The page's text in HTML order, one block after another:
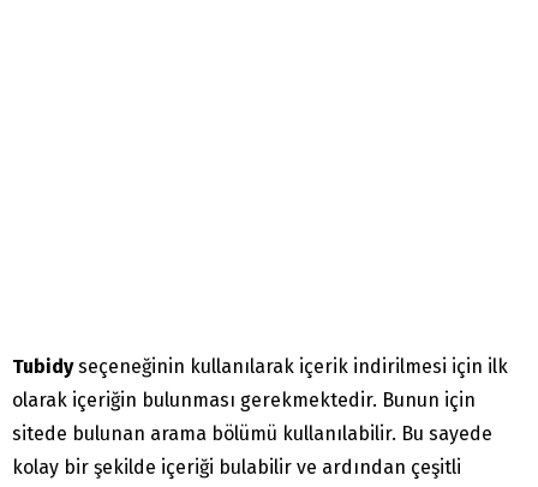
Tubidyseçeneğinin kullanılarak içerik indirilmesi için ilk
olarak içeriğin bulunması gerekmektedir. Bunun için
sitede bulunan arama bölümü kullanılabilir. Bu sayede
kolay bir şekilde içeriği bulabilir ve ardından çeşitli